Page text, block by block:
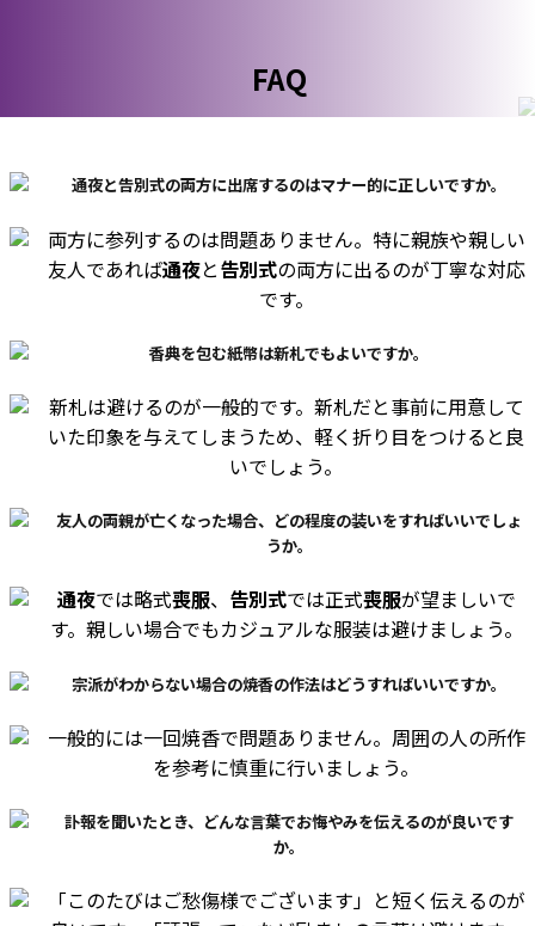
FAQ
通夜と告別式の両方に出席するのはマナー的に正しいですか。
両方に参列するのは問題ありません。特に親族や親しい
友人であれば通夜と告別式の両方に出るのが丁寧な対応
です。
香典を包む紙幣は新札でもよいですか。
新札は避けるのが一般的です。新札だと事前に用意して
いた印象を与えてしまうため、軽く折り目をつけると良
いでしょう。
友人の両親が亡くなった場合、どの程度の装いをすればいいでしょ
うか。
通夜では略式喪服、 告別式では正式喪服が望ましいで
す。親しい場合でもカジュアルな服装は避けましょう。
宗派がわからない場合の焼香の作法はどうすればいいですか。
一般的には一回焼香で問題ありません。周囲の人の所作
を参考に慎重に行いましょう。
訃報を聞いたとき、どんな言葉でお悔やみを伝えるのが良いです
か。
「このたびはご愁傷様でございます」と短く伝えるのが